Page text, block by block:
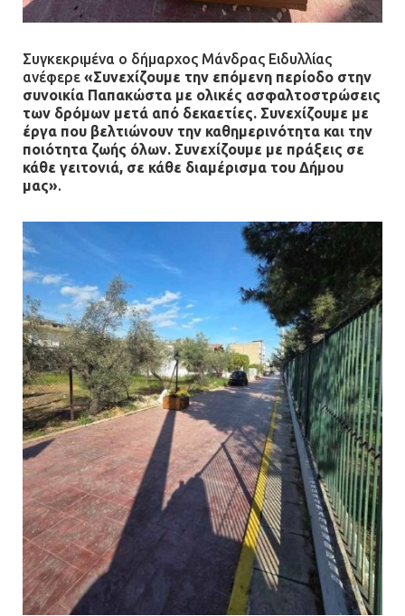
Συγκεκριμένα ο δήμαρχος Μάνδρας Ειδυλλίας
ανέφερε «Συνεχίζουμε την επόμενη περίοδο στην
συνοικία Παπακώστα με ολικές ασφαλτοστρώσεις
των δρόμων μετά από δεκαετίες. Συνεχίζουμε με
έργα που βελτιώνουν την καθημερινότητα και την
ποιότητα ζωής όλων. Συνεχίζουμε με πράξεις σε
κάθε γειτονιά, σε κάθε διαμέρισμα του Δήμου
μας».